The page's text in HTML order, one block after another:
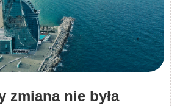
zmiana nie była